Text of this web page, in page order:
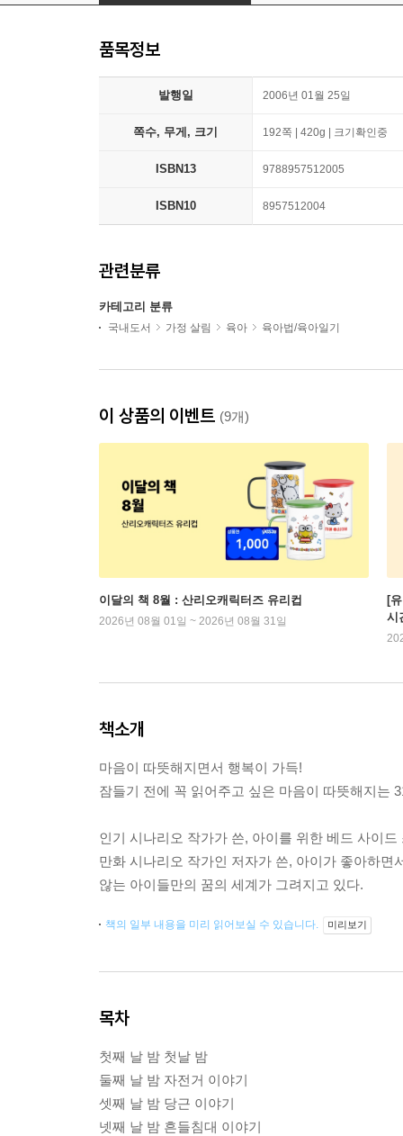
품목정보
발행일 2006년 01월 25일
쪽수, 무게, 크기 192쪽 | 420g | 크기확인중
ISBN13 9788957512005
ISBN10 8957512004
관련분류
카테고리 분류
국내도서 가정 살림 육아 육아법/육아일기
이 상품의 이벤트 (9개)
이달의 책 8월 : 산리오캐릭터즈 유리컵
2026년 08월 01일 ~ 2026년 08월 31일
[
시
책소개
마음이 따뜻해지면서 행복이 가득!
잠들기 전에 꼭 읽어주고 싶은 마음이 따뜻해지는
인기 시나리오 작가가 쓴, 아이를 위한 베드 사이
만화 시나리오 작가인 저자가 쓴, 아이가 좋아하
않는 아이들만의 꿈의 세계가 그려지고 있다.
책의 일부 내용을 미리 읽어보실 수 있습니다. 미리보기
목차
첫째 날 밤 첫날 밤
둘째 날 밤 자전거 이야기
셋째 날 밤 당근 이야기
넷째 날 밤 흔들침대 이야기